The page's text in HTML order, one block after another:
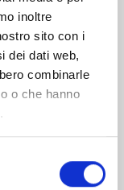
inoltre
sito con i
dei dati web,
combinarle
o che hanno